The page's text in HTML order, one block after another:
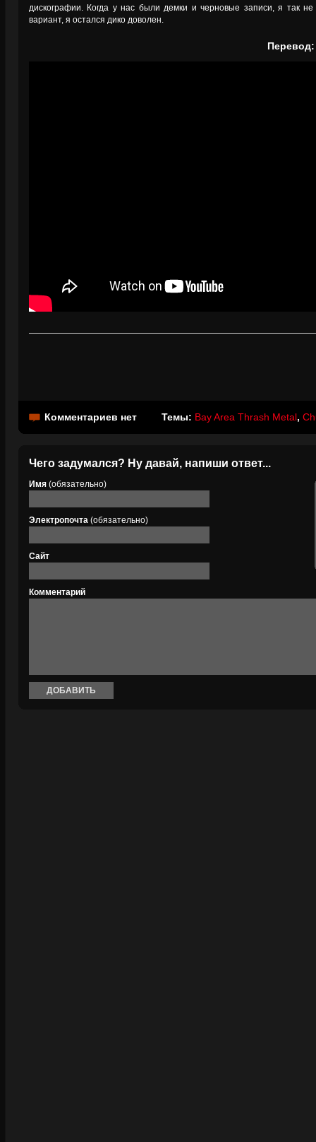
дискографии. Когда у нас были демки и черновые записи, я так
вариант, я остался дико доволен.
Перевод:
Комментариев нет Темы: Bay Area Thrash Metal,
Чего задумался? Ну давай, напиши ответ...
Имя (обязательно)
Электропочта (обязательно)
Сайт
Комментарий